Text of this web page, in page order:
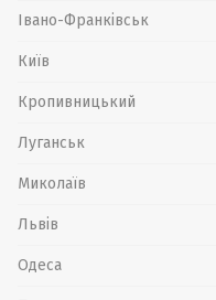
Івано-Франківськ
Київ
Кропивницький
Луганськ
Миколаїв
Львів
Одеса